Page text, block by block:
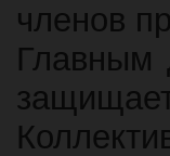
членов
Главным